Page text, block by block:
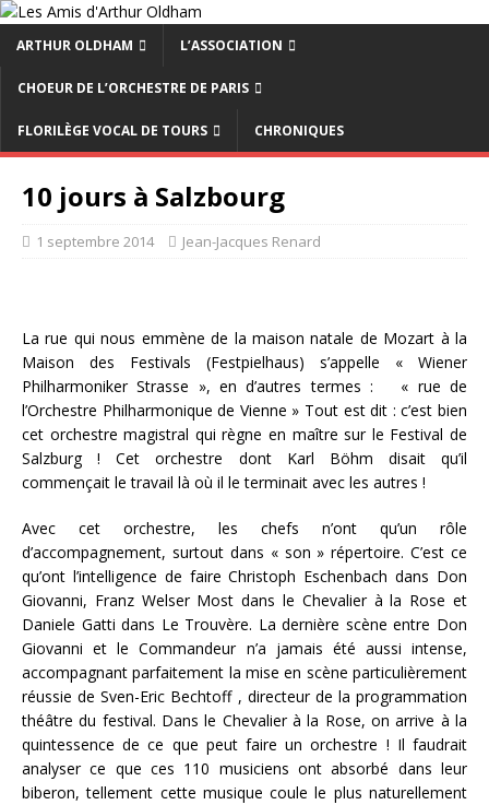
ARTHUR OLDHAM L’ASSOCIATION
CHOEUR DE L’ORCHESTRE DE PARIS
FLORILÈGE VOCAL DE TOURS CHRONIQUES
10 jours à Salzbourg
1 septembre 2014 Jean-Jacques Renard
La rue qui nous emmène de la maison natale de Mozart à la
Maison des Festivals (Festpielhaus) s’appelle « Wiener
Philharmoniker Strasse », en d’autres termes : « rue de
l’Orchestre Philharmonique de Vienne » Tout est dit : c’est bien
cet orchestre magistral qui règne en maître sur le Festival de
Salzburg ! Cet orchestre dont Karl Böhm disait qu’il
commençait le travail là où il le terminait avec les autres !
Avec cet orchestre, les chefs n’ont qu’un rôle
d’accompagnement, surtout dans « son » répertoire. C’est ce
qu’ont l’intelligence de faire Christoph Eschenbach dans Don
Giovanni, Franz Welser Most dans le Chevalier à la Rose et
Daniele Gatti dans Le Trouvère. La dernière scène entre Don
Giovanni et le Commandeur n’a jamais été aussi intense,
accompagnant parfaitement la mise en scène particulièrement
réussie de Sven-Eric Bechtoff , directeur de la programmation
théâtre du festival. Dans le Chevalier à la Rose, on arrive à la
quintessence de ce que peut faire un orchestre ! Il faudrait
analyser ce que ces 110 musiciens ont absorbé dans leur
biberon, tellement cette musique coule le plus naturellement